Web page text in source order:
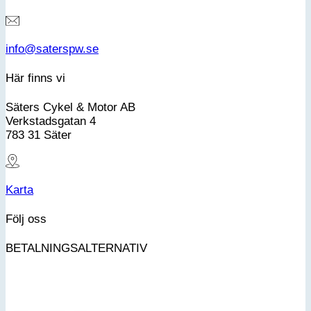
info@saterspw.se
Här finns vi
Säters Cykel & Motor AB
Verkstadsgatan 4
783 31 Säter
Karta
Följ oss
BETALNINGSALTERNATIV